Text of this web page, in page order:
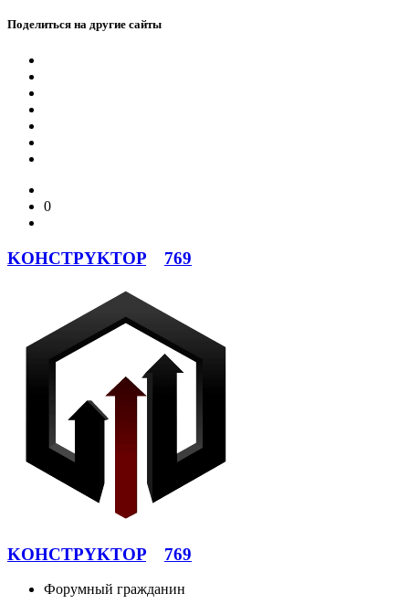
Поделиться на другие сайты
0
KOHCTPYKTOP 769
KOHCTPYKTOP 769
Форумный гражданин